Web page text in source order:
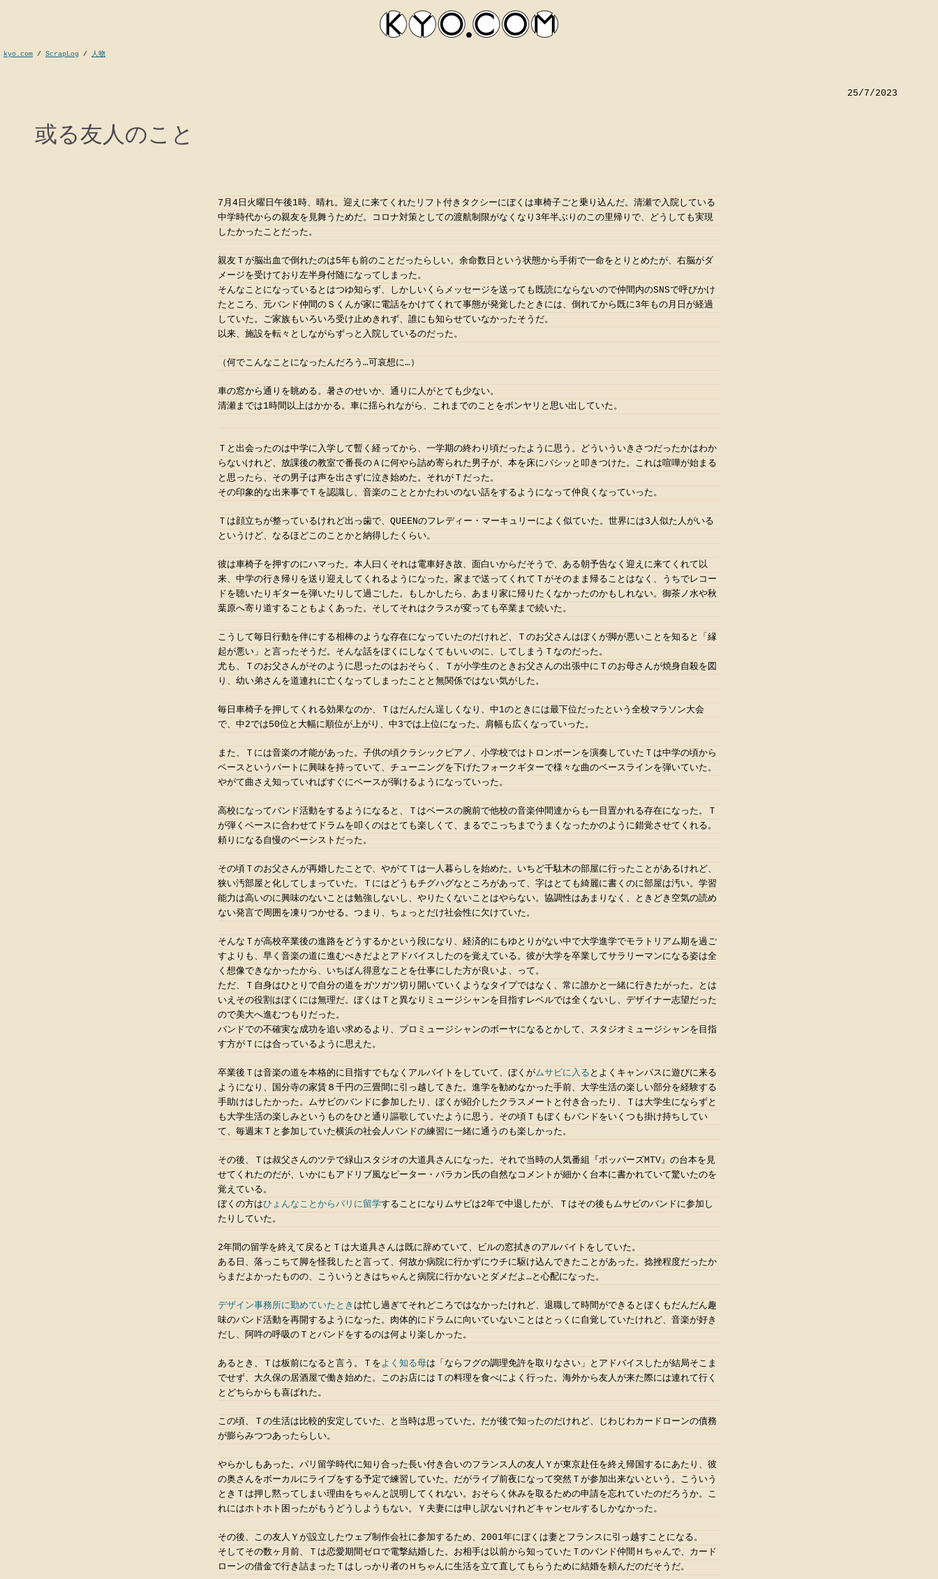
kyocom
kyo.com / ScrapLog / 人物
25/7/2023
或る友人のこと
7月4日火曜日午後1時、晴れ。迎えに来てくれたリフト付きタクシーにぼくは車椅子ごと乗り込んだ。清瀬で入院している
中学時代からの親友を見舞うためだ。コロナ対策としての渡航制限がなくなり3年半ぶりのこの里帰りで、どうしても実現
したかったことだった。
親友Ｔが脳出血で倒れたのは5年も前のことだったらしい。余命数日という状態から手術で一命をとりとめたが、右脳がダ
メージを受けており左半身付随になってしまった。
そんなことになっているとはつゆ知らず、しかしいくらメッセージを送っても既読にならないので仲間内のSNSで呼びかけ
たところ、元バンド仲間のＳくんが家に電話をかけてくれて事態が発覚したときには、倒れてから既に3年もの月日が経過
していた。ご家族もいろいろ受け止めきれず、誰にも知らせていなかったそうだ。
以来、施設を転々としながらずっと入院しているのだった。
（何でこんなことになったんだろう…可哀想に…）
車の窓から通りを眺める。暑さのせいか、通りに人がとても少ない。
清瀬までは1時間以上はかかる。車に揺られながら、これまでのことをボンヤリと思い出していた。
Ｔと出会ったのは中学に入学して暫く経ってから、一学期の終わり頃だったように思う。どういういきさつだったかはわか
らないけれど、放課後の教室で番長のＡに何やら詰め寄られた男子が、本を床にバシッと叩きつけた。これは喧嘩が始まる
と思ったら、その男子は声を出さずに泣き始めた。それがＴだった。
その印象的な出来事でＴを認識し、音楽のこととかたわいのない話をするようになって仲良くなっていった。
Ｔは顔立ちが整っているけれど出っ歯で、QUEENのフレディー・マーキュリーによく似ていた。世界には3人似た人がいる
というけど、なるほどこのことかと納得したくらい。
彼は車椅子を押すのにハマった。本人曰くそれは電車好き故、面白いからだそうで、ある朝予告なく迎えに来てくれて以
来、中学の行き帰りを送り迎えしてくれるようになった。家まで送ってくれてＴがそのまま帰ることはなく、うちでレコー
ドを聴いたりギターを弾いたりして過ごした。もしかしたら、あまり家に帰りたくなかったのかもしれない。御茶ノ水や秋
葉原へ寄り道することもよくあった。そしてそれはクラスが変っても卒業まで続いた。
こうして毎日行動を伴にする相棒のような存在になっていたのだけれど、Ｔのお父さんはぼくが脚が悪いことを知ると「縁
起が悪い」と言ったそうだ。そんな話をぼくにしなくてもいいのに、してしまうＴなのだった。
尤も、Ｔのお父さんがそのように思ったのはおそらく、Ｔが小学生のときお父さんの出張中にＴのお母さんが焼身自殺を図
り、幼い弟さんを道連れに亡くなってしまったことと無関係ではない気がした。
毎日車椅子を押してくれる効果なのか、Ｔはだんだん逞しくなり、中1のときには最下位だったという全校マラソン大会
で、中2では50位と大幅に順位が上がり、中3では上位になった。肩幅も広くなっていった。
また、Ｔには音楽の才能があった。子供の頃クラシックピアノ、小学校ではトロンボーンを演奏していたＴは中学の頃から
ベースというパートに興味を持っていて、チューニングを下げたフォークギターで様々な曲のベースラインを弾いていた。
やがて曲さえ知っていればすぐにベースが弾けるようになっていった。
高校になってバンド活動をするようになると、Ｔはベースの腕前で他校の音楽仲間達からも一目置かれる存在になった。Ｔ
が弾くベースに合わせてドラムを叩くのはとても楽しくて、まるでこっちまでうまくなったかのように錯覚させてくれる。
頼りになる自慢のベーシストだった。
その頃Ｔのお父さんが再婚したことで、やがてＴは一人暮らしを始めた。いちど千駄木の部屋に行ったことがあるけれど、
狭い汚部屋と化してしまっていた。Ｔにはどうもチグハグなところがあって、字はとても綺麗に書くのに部屋は汚い。学習
能力は高いのに興味のないことは勉強しないし、やりたくないことはやらない。協調性はあまりなく、ときどき空気の読め
ない発言で周囲を凍りつかせる。つまり、ちょっとだけ社会性に欠けていた。
そんなＴが高校卒業後の進路をどうするかという段になり、経済的にもゆとりがない中で大学進学でモラトリアム期を過ご
すよりも、早く音楽の道に進むべきだよとアドバイスしたのを覚えている。彼が大学を卒業してサラリーマンになる姿は全
く想像できなかったから、いちばん得意なことを仕事にした方が良いよ、って。
ただ、Ｔ自身はひとりで自分の道をガツガツ切り開いていくようなタイプではなく、常に誰かと一緒に行きたがった。とは
いえその役割はぼくには無理だ。ぼくはＴと異なりミュージシャンを目指すレベルでは全くないし、デザイナー志望だった
ので美大へ進むつもりだった。
バンドでの不確実な成功を追い求めるより、プロミュージシャンのボーヤになるとかして、スタジオミュージシャンを目指
す方がＴには合っているように思えた。
卒業後Ｔは音楽の道を本格的に目指すでもなくアルバイトをしていて、ぼくがムサビに入る とよくキャンパスに遊びに来る
ようになり、国分寺の家賃８千円の三畳間に引っ越してきた。進学を勧めなかった手前、大学生活の楽しい部分を経験する
手助けはしたかった。ムサビのバンドに参加したり、ぼくが紹介したクラスメートと付き合ったり、Ｔは大学生にならずと
も大学生活の楽しみというものをひと通り謳歌していたように思う。その頃Ｔもぼくもバンドをいくつも掛け持ちしてい
て、毎週末Ｔと参加していた横浜の社会人バンドの練習に一緒に通うのも楽しかった。
その後、Ｔは叔父さんのツテで緑山スタジオの大道具さんになった。それで当時の人気番組『ポッパーズMTV』の台本を見
せてくれたのだが、いかにもアドリブ風なピーター・バラカン氏の自然なコメントが細かく台本に書かれていて驚いたのを
覚えている。
ぼくの方はひょんなことからパリに留学することになりムサビは2年で中退したが、Ｔはその後もムサビのバンドに参加し
たりしていた。
2年間の留学を終えて戻るとＴは大道具さんは既に辞めていて、ビルの窓拭きのアルバイトをしていた。
ある日、落っこちて脚を怪我したと言って、何故か病院に行かずにウチに駆け込んできたことがあった。捻挫程度だったか
らまだよかったものの、こういうときはちゃんと病院に行かないとダメだよ…と心配になった。
デザイン事務所に勤めていたとき は忙し過ぎてそれどころではなかったけれど、退職して時間ができるとぼくもだんだん趣
味のバンド活動を再開するようになった。肉体的にドラムに向いていないことはとっくに自覚していたけれど、音楽が好き
だし、阿吽の呼吸のＴとバンドをするのは何より楽しかった。
あるとき、Ｔは板前になると言う。Ｔをよく知る母は「ならフグの調理免許を取りなさい」とアドバイスしたが結局そこま
でせず、大久保の居酒屋で働き始めた。このお店にはＴの料理を食べによく行った。海外から友人が来た際には連れて行く
とどちらからも喜ばれた。
この頃、Ｔの生活は比較的安定していた、と当時は思っていた。だが後で知ったのだけれど、じわじわカードローンの債務
が膨らみつつあったらしい。
やらかしもあった。パリ留学時代に知り合った長い付き合いのフランス人の友人Ｙが東京赴任を終え帰国するにあたり、彼
の奥さんをボーカルにライブをする予定で練習していた。だがライブ前夜になって突然Ｔが参加出来ないという。こういう
ときＴは押し黙ってしまい理由をちゃんと説明してくれない。おそらく休みを取るための申請を忘れていたのだろうか。こ
れにはホトホト困ったがもうどうしようもない。Ｙ夫妻には申し訳ないけれどキャンセルするしかなかった。
その後、この友人Ｙが設立したウェブ制作会社に参加するため、2001年にぼくは妻とフランスに引っ越すことになる。
そしてその数ヶ月前、Ｔは恋愛期間ゼロで電撃結婚した。お相手は以前から知っていたＴのバンド仲間Ｈちゃんで、カード
ローンの借金で行き詰まったＴはしっかり者のＨちゃんに生活を立て直してもらうために結婚を頼んだのだそうだ。